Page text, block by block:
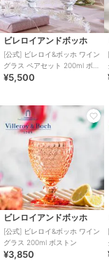
ビレロイアンドボッホ
[公式] ビレロイ&ボッホ ワイン
グラス ペアセット 200ml ボス
トン
¥5,500
ビレロイアンドボッホ
[公式] ビレロイ&ボッホ ワイン
グラス 200ml ボストン
¥3,850